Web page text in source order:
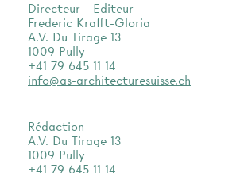
Directeur - Editeur
Frederic Krafft-Gloria
A.V. Du Tirage 13
1009 Pully
+41 79 645 11 14
info@as-architecturesuisse.ch
Rédaction
A.V. Du Tirage 13
1009 Pully